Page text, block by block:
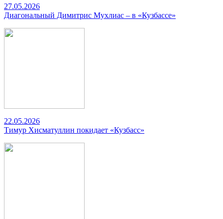
27.05.2026
Диагональный Димитрис Мухлиас – в «Кузбассе»
22.05.2026
Тимур Хисматуллин покидает «Кузбасс»